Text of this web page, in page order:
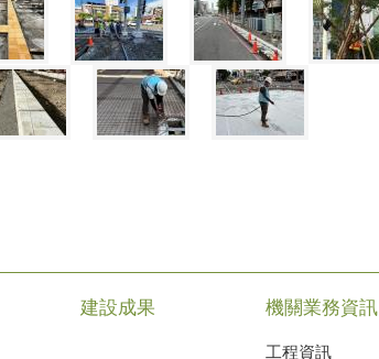
建設成果 機關業務資訊
工程資訊